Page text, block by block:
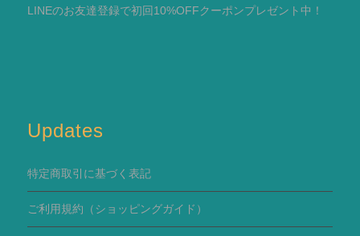
LINEのお友達登録で初回10%OFFクーポンプレゼント中！
Updates
特定商取引に基づく表記
ご利用規約 （ショッピングガイド）